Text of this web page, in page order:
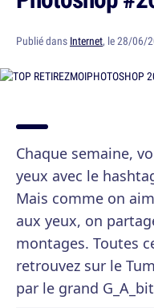
Publié dans Internet, le 28/06/
Chaque semaine,
yeux avec le
Mais comme on
aux yeux, on
montages. Toutes
retrouvez sur le
par le grand